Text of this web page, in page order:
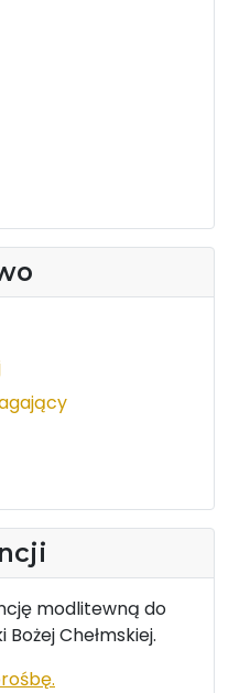
modlitewną do
Chełmskiej.